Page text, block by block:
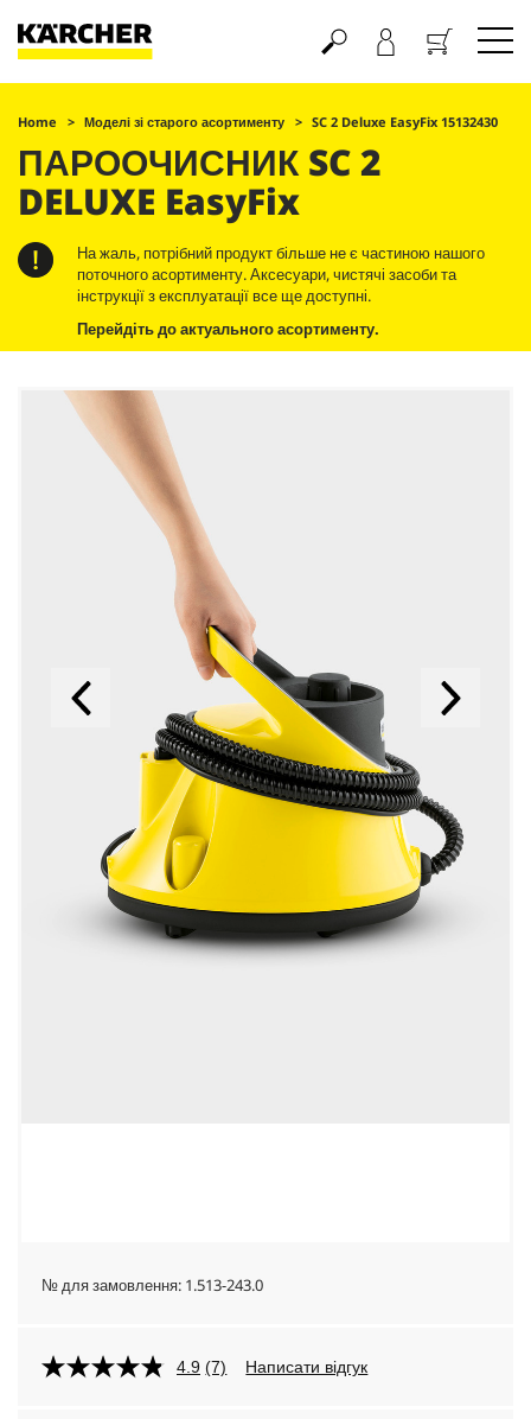
Кошик
Home Моделі зі старого асортименту SC 2 Deluxe EasyFix 15132430
ПАРООЧИСНИК SC 2
DELUXE EasyFix
На жаль, потрібний продукт більше не є частиною нашого
поточного асортименту. Аксесуари, чистячі засоби та
інструкції з експлуатації все ще доступні.
Перейдіть до актуального асортименту.
№ для замовлення: 1.513-243.0
4.9 (7) Написати відгук